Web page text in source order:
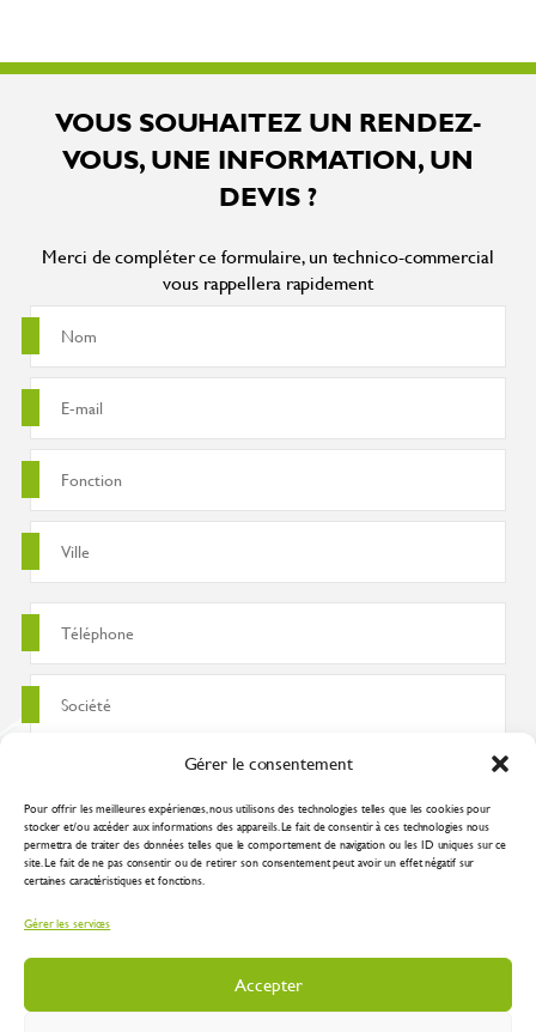
Gérer le consentement
Pour offrir les meilleures expériences, nous utilisons des technologies telles que les cookies pour
stocker et/ou accéder aux informations des appareils. Le fait de consentir à ces technologies nous
permettra de traiter des données telles que le comportement de navigation ou les ID uniques sur ce
site. Le fait de ne pas consentir ou de retirer son consentement peut avoir un effet négatif sur
certaines caractéristiques et fonctions.
Gérer les services
Accepter
VOUS SOUHAITEZ UN RENDEZ-
VOUS, UNE INFORMATION, UN
DEVIS ?
Merci de compléter ce formulaire, un technico-commercial
vous rappellera rapidement
J'accepte que ces données soient utilisées pour traiter ma demande